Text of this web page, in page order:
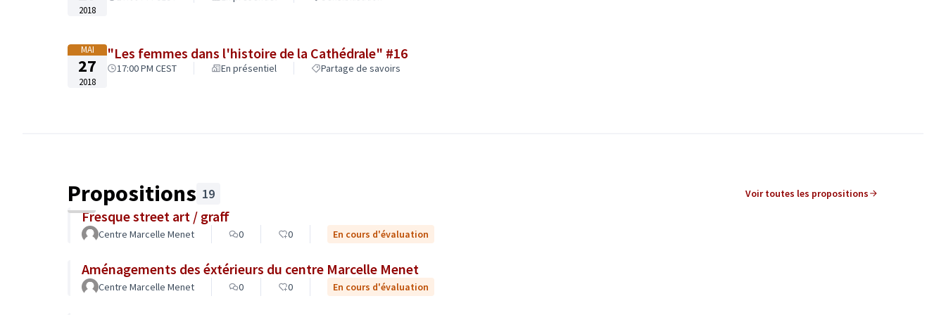
2018
MAI
27
2018
"Les femmes dans l'histoire de la Cathédrale" #16
17:00 PM CEST En présentiel Partage de savoirs
Propositions 19 Voir toutes les propositions
Fresque street art / graff
Centre Marcelle Menet 0 0 En cours d'évaluation
Aménagements des éxtérieurs du centre Marcelle Menet
Centre Marcelle Menet 0 0 En cours d'évaluation